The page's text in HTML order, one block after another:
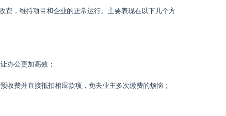
费，维持项目和企业的正常运行。主要表现在以下几个方
办公更加高效；
收费并直接抵扣相应款项，免去业主多次缴费的烦恼；